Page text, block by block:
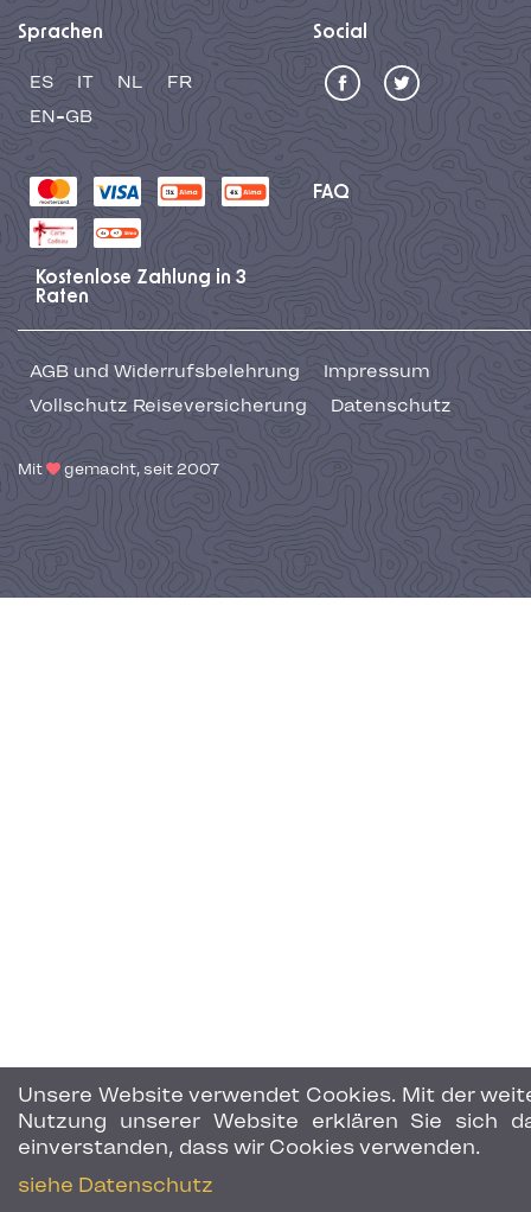
Unsere Website verwendet Cookies. Mit der
Nutzung unserer Website erklären Sie sich
einverstanden, dass wir Cookies verwenden.
siehe Datenschutz
Sprachen
ES IT NL
FR
EN-GB
Social
FAQ
Kostenlose Zahlung in 3
Raten
AGB und Widerrufsbelehrung
Impressum
Vollschutz Reiseversicherung
Datenschutz
Mit gemacht, seit 2007